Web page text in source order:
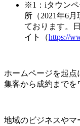
※1：iタウンペ
所（2021年6
ております。
イト（https://
ホームページを起点
集客から成約までを
地域のビジネスやマ